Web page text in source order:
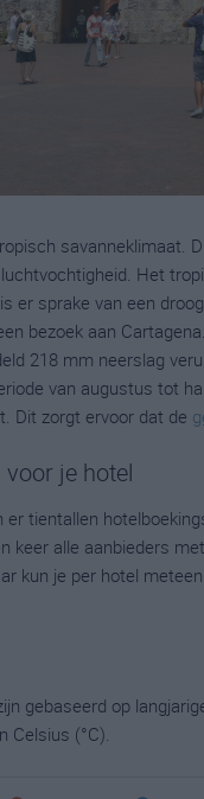
savanneklimaat.
Het
er sprake van een
bezoek aan
218 mm neerslag
van augustus tot
Dit zorgt ervoor dat de
voor je hotel
er tientallen
keer alle aanbieders
kun je per hotel
gebaseerd op
Celsius (°C).